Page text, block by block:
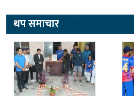
थप समाचार